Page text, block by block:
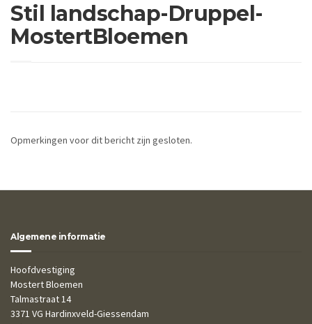
Stil landschap-Druppel-
MostertBloemen
Opmerkingen voor dit bericht zijn gesloten.
Algemene informatie
Hoofdvestiging
Mostert Bloemen
Talmastraat 14
3371 VG Hardinxveld-Giessendam